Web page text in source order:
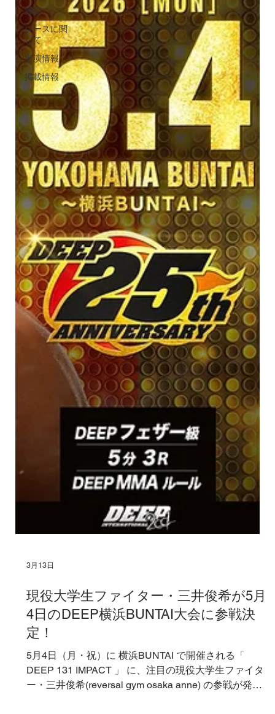
雑誌
レースに関
して
出演情報
掲載情報
3月13日
現役大学生ファイター・三井俊希が5月
4日のDEEP横浜BUNTAI大会に参戦決
定！